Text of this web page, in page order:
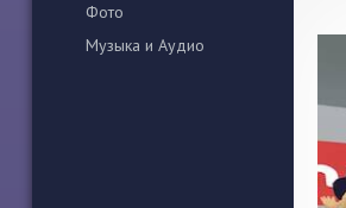
Фото
Музыка и Аудио